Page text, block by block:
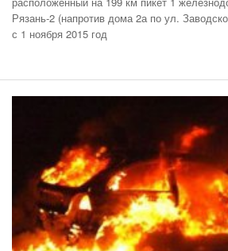
Рязань-2 (напротив дома 2а по ул.
с 1 ноября 2015 год